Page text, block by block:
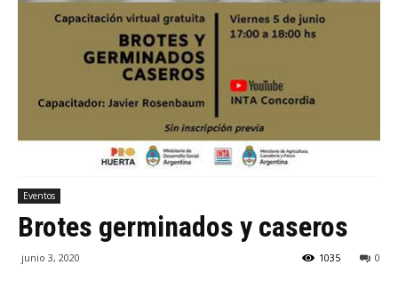
Eventos
Brotes germinados y caseros
junio 3, 2020 0
1035